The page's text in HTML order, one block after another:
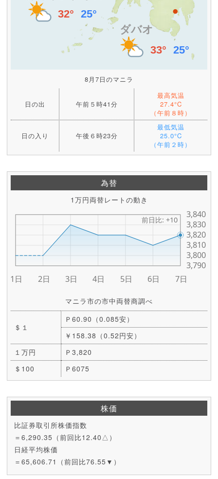
8月7日のマニラ
日の出 午前５時41分
最高気温
27.4°C
（午前８時）
日の入り 午後６時23分
最低気温
25.0°C
（午前２時）
為替
1万円両替レートの動き
マニラ市の市中両替商調べ
＄１
Ｐ60.90（0.085安）
￥158.38（0.52円安）
１万円
Ｐ3,820
＄100
Ｐ6075
株価
比証券取引所株価指数
＝6,290.35（前回比12.40△）
日経平均株価
＝65,606.71（前回比76.55▼）